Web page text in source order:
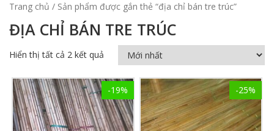
Trang chủ / Sản phẩm được gắn thẻ “địa chỉ bán tre trúc”
ĐỊA CHỈ BÁN TRE TRÚC
Hiển thị tất cả 2 kết quả
-19% -25%